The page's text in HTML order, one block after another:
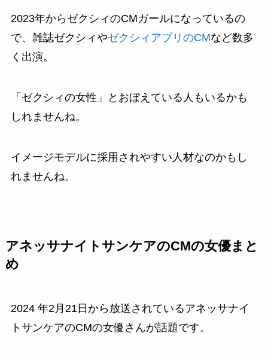
2023年からゼクシィのCMガールになっているの
で、雑誌ゼクシィやゼクシィアプリのCMなど数多
く出演。
「ゼクシィの女性」とおぼえている人もいるかも
しれませんね。
イメージモデルに採用されやすい人材なのかもし
れませんね。
アネッサナイトサンケアのCMの女優まと
め
2024 年2月21日から放送されているアネッサナイ
トサンケアのCMの女優さんが話題です。